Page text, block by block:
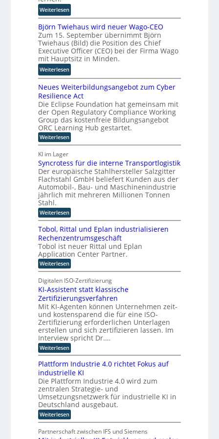
r
n
E
S
d
a
b
e
i
s
p
i
e
l
t
A
P
W
i
e
s
a
u
b
e
r
e
D
a
t
e
K
I
-
P
r
o
j
e
e
i
n
d
e
r
I
n
d
u
s
t
r
e
e
r
m
ö
g
i
i
c
r
o
s
o
f
t
k
o
o
p
e
r
i
e
e
n
Weiterlesen:
P
h
y
s
c
a
l
A
I
i
n
d
e
r
r
t
i
g
n
g
Björn Twiehaus wird neuer Wago-CEO
Zum 15. September übernimmt Björn
Twiehaus (Bild) die Position des Chief
Executive Officer (CEO) bei der Firma Wago
mit Hauptsitz in Minden.
Weiterlesen:
B
j
ö
r
n
T
w
i
a
u
s
w
r
d
n
e
u
e
r
W
a
g
o
-
C
E
O
Neues Weiterbildungsangebot zum Cyber
Resilience Act
Die Eclipse Foundation hat gemeinsam mit
der Open Regulatory Compliance Working
Group das kostenfreie Bildungsangebot
ORC Learning Hub gestartet.
Weiterlesen:
N
e
s
W
e
i
t
r
b
i
l
d
u
n
g
s
a
n
g
e
b
o
t
z
u
m
C
y
b
e
r
R
e
s
i
l
i
e
n
c
KI im Lager
Syncrotess für die interne Transportlogistik
Der europäische Stahlhersteller Salzgitter
Flachstahl GmbH beliefert Kunden aus der
Automobil-, Bau- und Maschinenindustrie
jährlich mit mehreren Millionen Tonnen
Stahl.
Weiterlesen:
S
y
n
c
r
o
t
e
s
s
f
ü
r
d
i
e
i
n
t
e
r
n
e
T
r
a
n
s
p
o
r
t
Tobol, Rittal und Eplan industrialisieren
Rechenzentrumsgeschäft
Tobol ist neuer Rittal und Eplan
Application Center Partner.
Weiterlesen:
T
o
b
o
l
,
R
i
t
t
a
l
u
d
p
l
a
n
i
n
d
s
Digitalen ISO-Zertifizierung
KI-Assistent statt klassische
Zertifizierungsverfahren
Mit KI-Agenten können Unternehmen zeit-
und kostensparend die für eine ISO-
Zertifizierung erforderlichen Unterlagen
erstellen und sich zertifizieren lassen. Im
Interview spricht Dr.…
Weiterlesen:
K
A
s
s
i
s
t
e
n
t
s
Plattform Industrie 4.0 richtet Fokus auf
industrielle KI
Die Plattform Industrie 4.0 wird zum
zentralen Strategie- und
Umsetzungsnetzwerk für industrielle KI in
Deutschland ausgebaut.
Weiterlesen:
P
a
Partnerschaft zwischen IFS und Siemens